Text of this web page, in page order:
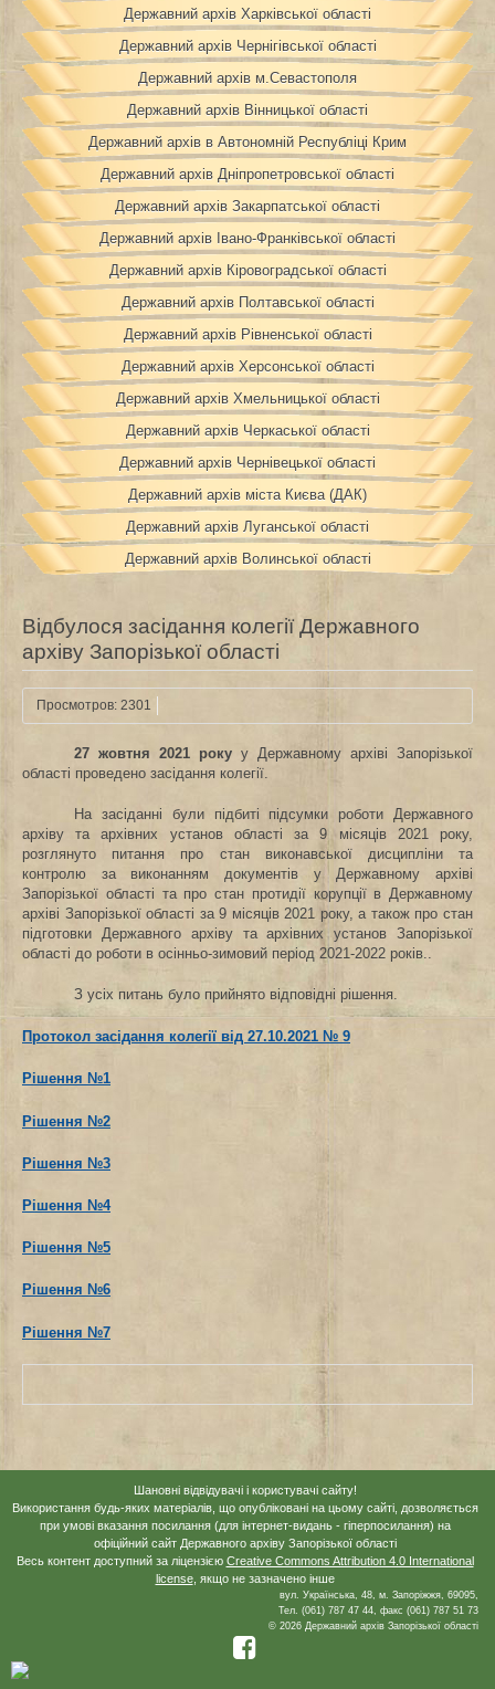
Державний архів Харківської області
Державний архів Чернігівської області
Державний архів м.Севастополя
Державний архів Вінницької області
Державний архів в Автономній Республіці Крим
Державний архів Дніпропетровської області
Державний архів Закарпатської області
Державний архів Івано-Франківської області
Державний архів Кіровоградської області
Державний архів Полтавської області
Державний архів Рівненської області
Державний архів Херсонської області
Державний архів Хмельницької області
Державний архів Черкаської області
Державний архів Чернівецької області
Державний архів міста Києва (ДАК)
Державний архів Луганської області
Державний архів Волинської області
Відбулося засідання колегії Державного
архіву Запорізької області
Просмотров: 2301
27 жовтня 2021 рокуу Державному архіві Запорізької
області проведено засідання колегії.
На засіданні були підбиті підсумки роботи Державного
архіву та архівних установ області за 9 місяців 2021 року,
розглянуто питання про стан виконавської дисципліни та
контролю за виконанням документів у Державному архіві
Запорізької області та про стан протидії корупції в Державному
архіві Запорізької області за 9 місяців 2021 року, а також про стан
підготовки Державного архіву та архівних установ Запорізької
області до роботи в осінньо-зимовий період 2021-2022 років.
З усіх питань було прийнято відповідні рішення.
Протокол засідання колегії від 27.10.2021 № 9
Рішення №1
Рішення №2
Рішення №3
Рішення №4
Рішення №5
Рішення №6
Рішення №7
Шановні відвідувачі і користувачі сайту!
Використання будь-яких матеріалів, що опубліковані на цьому сайті, дозволяється
при умові вказання посилання (для інтернет-видань - гіперпосилання) на
офіційний сайт Державного архіву Запорізької області
Весь контент доступний за ліцензією Creative Commons Attribution 4.0 International
license, якщо не зазначено інше
вул. Українська, 48, м. Запоріжжя, 69095,
Тел. (061) 787 47 44, факс (061) 787 51 73
© 2026 Державний архів Запорізької області